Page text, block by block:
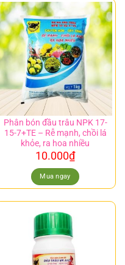
Phân bón đầu trâu NPK 17-
15-7+TE – Rễ mạnh, chồi lá
khỏe, ra hoa nhiều
10.000₫
Mua ngay